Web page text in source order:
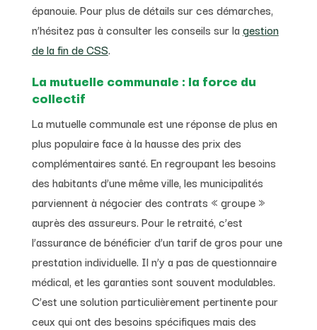
épanouie. Pour plus de détails sur ces démarches,
n’hésitez pas à consulter les conseils sur la gestion
de la fin de CSS.
La mutuelle communale : la force du
collectif
La mutuelle communale est une réponse de plus en
plus populaire face à la hausse des prix des
complémentaires santé. En regroupant les besoins
des habitants d’une même ville, les municipalités
parviennent à négocier des contrats « groupe »
auprès des assureurs. Pour le retraité, c’est
l’assurance de bénéficier d’un tarif de gros pour une
prestation individuelle. Il n’y a pas de questionnaire
médical, et les garanties sont souvent modulables.
C’est une solution particulièrement pertinente pour
ceux qui ont des besoins spécifiques mais des